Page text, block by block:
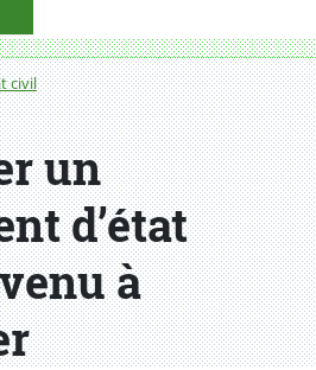
civil d’état civil survenu à
un
d’état
à